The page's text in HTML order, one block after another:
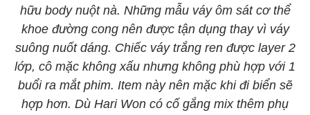
hữu body nuột nà. Những mẫu váy ôm sát cơ thể
khoe đường cong nên được tận dụng thay vì váy
suông nuốt dáng. Chiếc váy trắng ren được layer 2
lớp, cô mặc không xấu nhưng không phù hợp với 1
buổi ra mắt phim. Item này nên mặc khi đi biển sẽ
hợp hơn. Dù Hari Won có cố gắng mix thêm phụ